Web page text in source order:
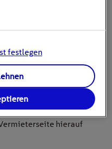
auf, wodurch hohe (und
hinaus kann sich an
undichten
bilden– ein idealer
der
In einer
hierauf
festlegen